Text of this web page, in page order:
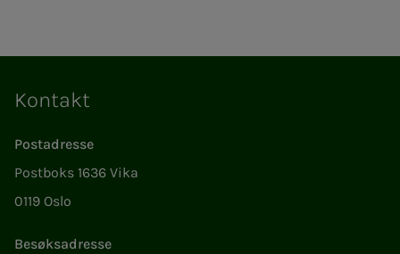
Kontakt
Postadresse
Postboks 1636 Vika
0119 Oslo
Besøksadresse